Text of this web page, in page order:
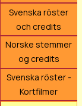
Svenska röster
och credits
Norske stemmer
og credits
Svenska röster -
Kortfilmer